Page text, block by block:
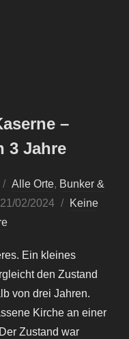
–
3 Jahre
Alle Orte, Bunker &
Veröffentlicht
am
21/02/2024
Keine
Ein kleines
den Zustand
von drei Jahren.
Kirche an einer
Zustand war